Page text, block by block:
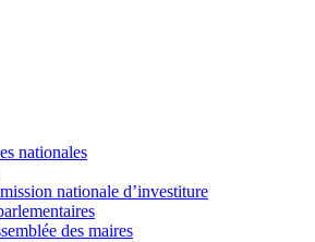
nationales
nationale d’investiture
des maires